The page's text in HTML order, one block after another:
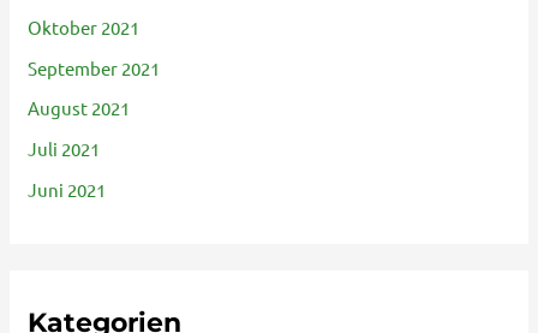
Oktober 2021
September 2021
August 2021
Juli 2021
Juni 2021
Kategorien